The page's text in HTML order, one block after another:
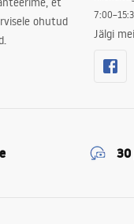
ohutud
Jälgi
30